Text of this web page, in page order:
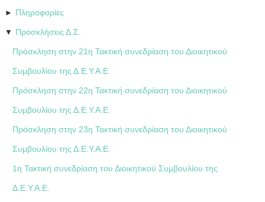
► Πληροφορίες
▼ Προσκλήσεις Δ.Σ.
Πρόσκληση στην 21η Τακτική συνεδρίαση του Διοικητικού
Συμβουλίου της Δ.Ε.Υ.Α.Ε.
Πρόσκληση στην 22η Τακτική συνεδρίαση του Διοικητικού
Συμβουλίου της Δ.Ε.Υ.Α.Ε.
Πρόσκληση στην 23η Τακτική συνεδρίαση του Διοικητικού
Συμβουλίου της Δ.Ε.Υ.Α.Ε.
1η Τακτική συνεδρίαση του Διοικητικού Συμβουλίου της
Δ.Ε.Υ.Α.Ε.